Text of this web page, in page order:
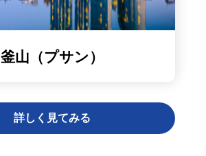
釜山（プサン）
詳しく見てみる